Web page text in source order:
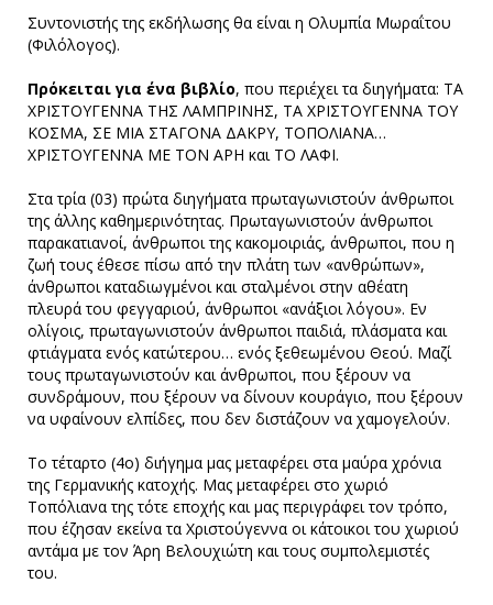
Συντονιστής της εκδήλωσης θα είναι η Ολυμπία Μωραΐτου
(Φιλόλογος).
Πρόκειται για ένα βιβλίο, που περιέχει τα διηγήματα: ΤΑ
ΧΡΙΣΤΟΥΓΕΝΝΑ ΤΗΣ ΛΑΜΠΡΙΝΗΣ, ΤΑ ΧΡΙΣΤΟΥΓΕΝΝΑ ΤΟΥ
ΚΟΣΜΑ, ΣΕ ΜΙΑ ΣΤΑΓΟΝΑ ΔΑΚΡΥ, ΤΟΠΟΛΙΑΝΑ…
ΧΡΙΣΤΟΥΓΕΝΝΑ ΜΕ ΤΟΝ ΑΡΗ και ΤΟ ΛΑΦΙ.
Στα τρία (03) πρώτα διηγήματα πρωταγωνιστούν άνθρωποι
της άλλης καθημερινότητας. Πρωταγωνιστούν άνθρωποι
παρακατιανοί, άνθρωποι της κακομοιριάς, άνθρωποι, που η
ζωή τους έθεσε πίσω από την πλάτη των «ανθρώπων»,
άνθρωποι καταδιωγμένοι και σταλμένοι στην αθέατη
πλευρά του φεγγαριού, άνθρωποι «ανάξιοι λόγου». Εν
ολίγοις, πρωταγωνιστούν άνθρωποι παιδιά, πλάσματα και
φτιάγματα ενός κατώτερου… ενός ξεθεωμένου Θεού. Μαζί
τους πρωταγωνιστούν και άνθρωποι, που ξέρουν να
συνδράμουν, που ξέρουν να δίνουν κουράγιο, που ξέρουν
να υφαίνουν ελπίδες, που δεν διστάζουν να χαμογελούν.
Το τέταρτο (4ο) διήγημα μας μεταφέρει στα μαύρα χρόνια
της Γερμανικής κατοχής. Μας μεταφέρει στο χωριό
Τοπόλιανα της τότε εποχής και μας περιγράφει τον τρόπο,
που έζησαν εκείνα τα Χριστούγεννα οι κάτοικοι του χωριού
αντάμα με τον Άρη Βελουχιώτη και τους συμπολεμιστές
του.